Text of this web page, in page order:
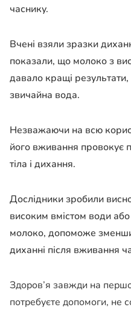
часнику.
Вчені взяли зразки
показали, що молоко з
давало кращі
звичайна вода.
Незважаючи на всю
його вживання провокує
тіла і дихання.
Дослідники зробили
високим вмістом води
молоко, допоможе
диханні після вживання
Здоров’я завжди на
потребуєте допомоги, не